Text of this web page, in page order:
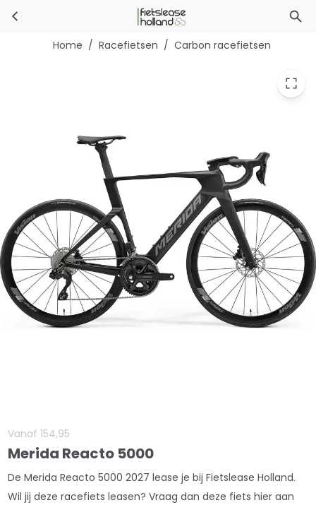
Ga naar hoofdinhoud
Merida Reacto 5000
Home / Racefietsen / Carbon racefietsen
Vanaf154,95
Merida Reacto 5000
De Merida Reacto 5000 2027 lease je bij Fietslease Holland.
Wil jij deze racefiets leasen? Vraag dan deze fiets hier aan